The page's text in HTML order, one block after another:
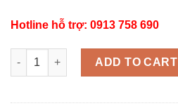
Hotline hỗ trợ: 0913 758 690
BỘ BÀN ĂN MÂM XOAY GỖ SỒI
ADD TO CART